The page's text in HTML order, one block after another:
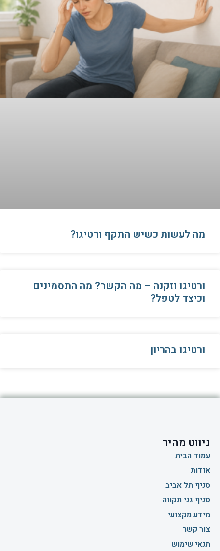
​מה לעשות כשיש התקף ורטיגו?
ורטיגו וזקנה – מה הקשר? מה התסמינים
וכיצד לטפל?
ורטיגו בהריון
ניווט מהיר
עמוד הבית
אודות
סניף תל אביב
סניף גני תקווה
מידע מקצועי
צור קשר
תנאי שימוש